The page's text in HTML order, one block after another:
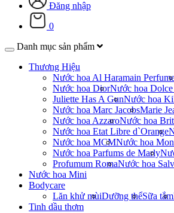
Đăng nhập
0
Danh mục sản phẩm
Thương Hiệu
Nước hoa Al Haramain
Nước hoa DiorNước hoa
Juliette Has A GunNước hoa
Nước hoa Marc JacobsMarie
Nước hoa AzzaroNước hoa
Nước hoa Etat Libre d`Orange
Nước hoa MCMNước hoa
Nước hoa Parfums de Marly
Profumum RomaNước hoa
Nước hoa Mini
Bodycare
Lăn khử mùiDưỡng thểSữa tắm
Tinh dầu thơm